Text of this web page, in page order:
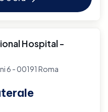
Hospital -
6 - 00191 Roma